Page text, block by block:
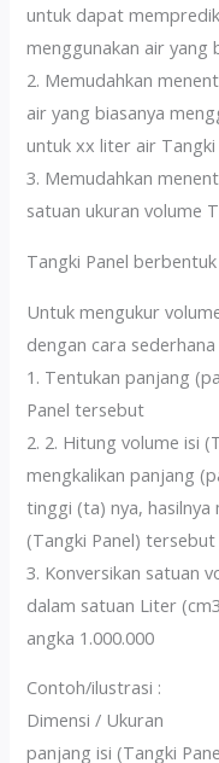
untuk dapat
menggunakan air yang
2. Memudahkan
air yang biasanya
untuk xx liter air Tangki
3. Memudahkan
satuan ukuran volume
Tangki Panel
Untuk mengukur
dengan cara
1. Tentukan panjang
Panel tersebut
2. 2. Hitung volume isi
mengkalikan panjang
tinggi (ta) nya, hasilnya
(Tangki Panel) tersebut
3. Konversikan satuan
dalam satuan Liter
angka 1.000.000
Contoh/ilustrasi :
Dimensi / Ukuran
panjang isi (Tangki